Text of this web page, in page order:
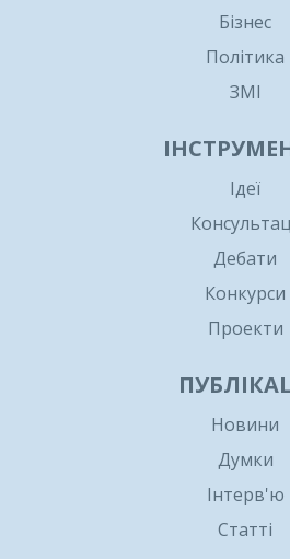
Бізнес
Політика
ЗМІ
Ідеї
Дебати
Конкурси
Проекти
Новини
Думки
Інтерв'ю
Статті